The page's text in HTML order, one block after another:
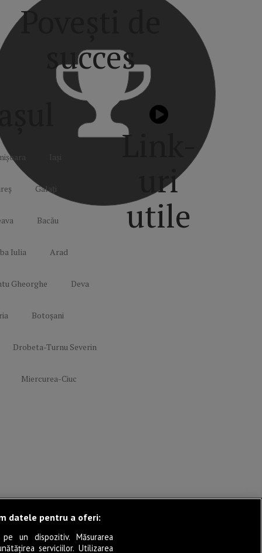
Povești de
succes
Iași
Galați
Bacău
Iulia Arad
Gheorghe Deva
Botoșani
Drobeta-Turnu Severin
Miercurea-Ciuc
Link-
uri
utile
datele pentru a oferi:
un dispozitiv. Măsurarea
serviciilor. Utilizarea